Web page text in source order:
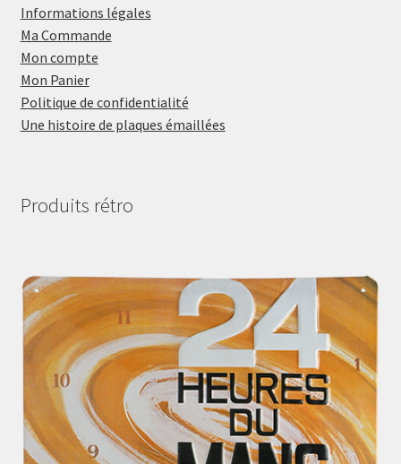
Informations légales
Ma Commande
Mon compte
Mon Panier
Politique de confidentialité
Une histoire de plaques émaillées
Produits rétro